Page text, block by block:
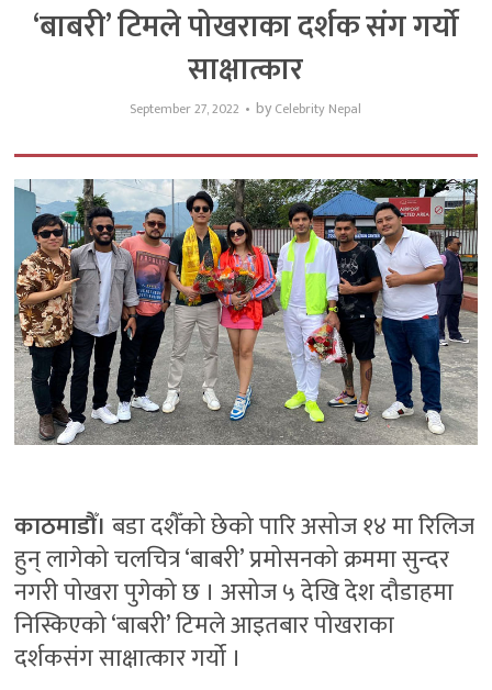
‘बाबरी’ टिमले पोखराका दर्शक संग गर्यो
साक्षात्कार
September 27, 2022 by Celebrity Nepal
काठमाडौँ। बडा दशैँको छेको पारि असोज १४ मा रिलिज
हुन् लागेको चलचित्र ‘बाबरी’ प्रमोसनको क्रममा सुन्दर
नगरी पोखरा पुगेको छ । असोज ५ देखि देश दौडाहमा
निस्किएको ‘बाबरी’ टिमले आइतबार पोखराका
दर्शकसंग साक्षात्कार गर्यो ।